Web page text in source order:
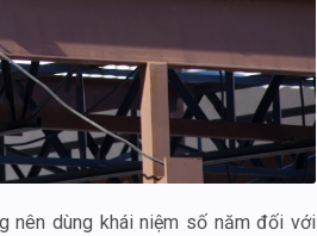
nên dùng khái niệm số năm đối với